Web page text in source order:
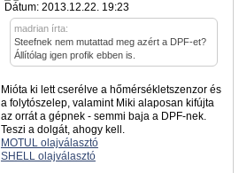
Dátum: 2013.12.22. 19:23
madrian írta:
Steefnek nem mutattad meg azért a DPF-et?
Állítólag igen profik ebben is.
Mióta ki lett cserélve a hőmérsékletszenzor és
a folytószelep, valamint Miki alaposan kifújta
az orrát a gépnek - semmi baja a DPF-nek.
Teszi a dolgát, ahogy kell.
MOTUL olajválasztó
SHELL olajválasztó